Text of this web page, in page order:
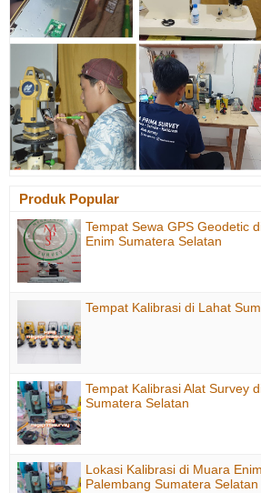
Produk Popular
Tempat Sewa GPS Geodetic
Enim Sumatera Selatan
Tempat Kalibrasi di Lahat
Tempat Kalibrasi Alat Survey
Sumatera Selatan
Lokasi Kalibrasi di Muara
Palembang Sumatera Selatan